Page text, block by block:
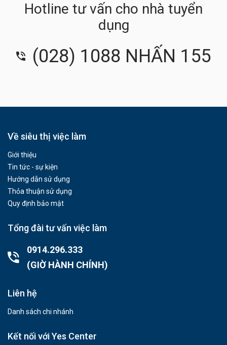
Hotline tư vấn cho nhà tuyển
dụng
(028) 1088 NHẤN 155
Về siêu thị việc làm
Giới thiệu
Tin tức - sự kiện
Hướng dẫn sử dụng
Thỏa thuận sử dụng
Quy định bảo mật
Tổng đài tư vấn việc làm
0914.296.333
(GIỜ HÀNH CHÍNH)
Liên hệ
Danh sách chi nhánh
Kết nối với Yes Center